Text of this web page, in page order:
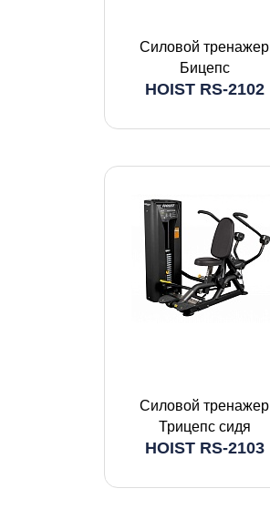
Силовой тренажер
Бицепс
HOIST RS-2102
Силовой тренажер
Трицепс сидя
HOIST RS-2103